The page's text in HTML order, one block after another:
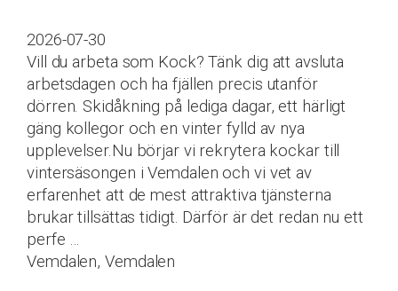
2026-07-30
Vill du arbeta som Kock? Tänk dig att avsluta
arbetsdagen och ha fjällen precis utanför
dörren. Skidåkning på lediga dagar, ett härligt
gäng kollegor och en vinter fylld av nya
upplevelser.Nu börjar vi rekrytera kockar till
vintersäsongen i Vemdalen och vi vet av
erfarenhet att de mest attraktiva tjänsterna
brukar tillsättas tidigt. Därför är det redan nu ett
perfe …
Vemdalen, Vemdalen